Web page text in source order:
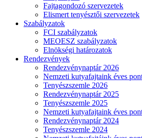
Fajtagondozó szervezetek
Elismert tenyésztői szervezetek
Szabályzatok
FCI szabályzatok
MEOESZ szabályzatok
Elnökségi határozatok
Rendezvények
Rendezvénynaptár 2026
Nemzeti kutyafajtaink éves
Tenyészszemle 2026
Rendezvénynaptár 2025
Tenyészszemle 2025
Nemzeti kutyafajtaink éves
Rendezvénynaptár 2024
Tenyészszemle 2024